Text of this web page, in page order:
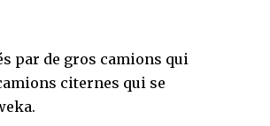
par de gros camions qui
citernes qui se